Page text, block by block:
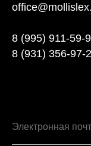
8 (995) 911-59-
8 (931) 356-97-
Электронная